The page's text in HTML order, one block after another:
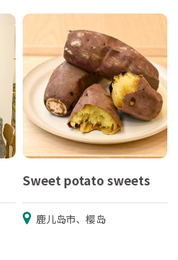
Sweet potato sweets
鹿儿岛市、樱岛